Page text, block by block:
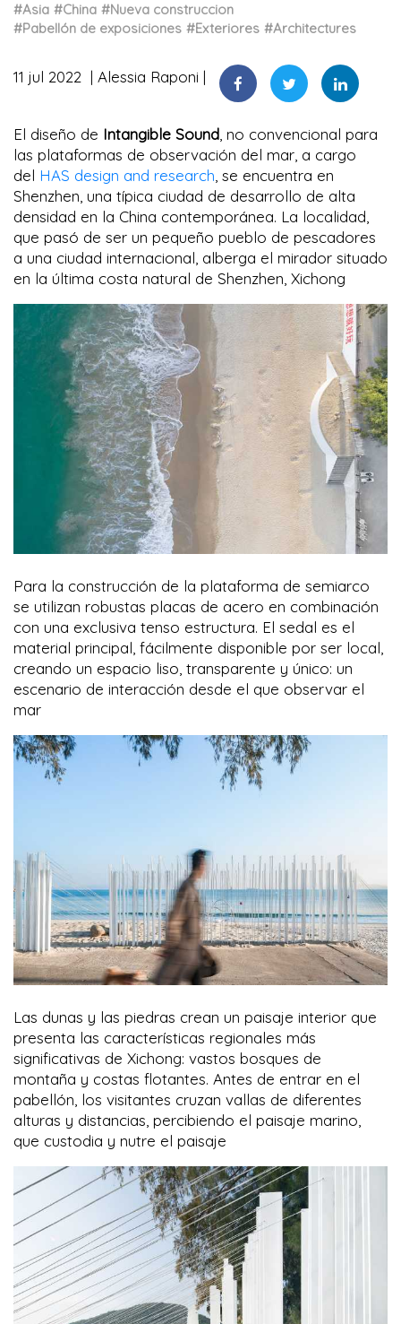
#Asia #China #Nueva construccion
#Pabellón de exposiciones #Exteriores #Architectures
11 jul 2022 Alessia Raponi
El diseño de Intangible Sound , no convencional para
las plataformas de observación del mar, a cargo
del HAS design and research , se encuentra en
Shenzhen, una típica ciudad de desarrollo de alta
densidad en la China contemporánea. La localidad,
que pasó de ser un pequeño pueblo de pescadores
a una ciudad internacional, alberga el mirador situado
en la última costa natural de Shenzhen, Xichong
Para la construcción de la plataforma de semiarco
se utilizan robustas placas de acero en combinación
con una exclusiva tenso estructura. El sedal es el
material principal, fácilmente disponible por ser local,
creando un espacio liso, transparente y único: un
escenario de interacción desde el que observar el
mar
Las dunas y las piedras crean un paisaje interior que
presenta las características regionales más
significativas de Xichong: vastos bosques de
montaña y costas flotantes. Antes de entrar en el
pabellón, los visitantes cruzan vallas de diferentes
alturas y distancias, percibiendo el paisaje marino,
que custodia y nutre el paisaje